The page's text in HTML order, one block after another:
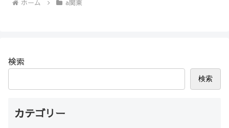
ホーム a関東
検索
検索
カテゴリー